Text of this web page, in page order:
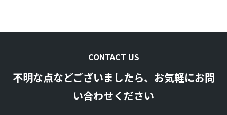
CONTACT US
不明な点などございましたら、お気軽にお問
い合わせください